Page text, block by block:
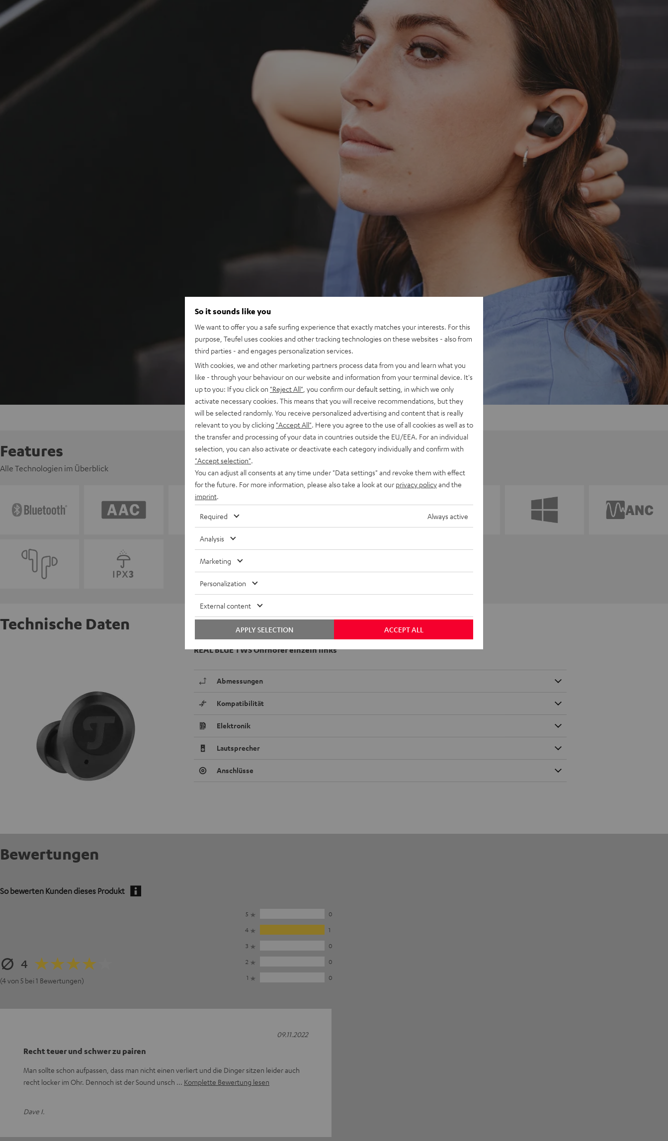
Features
Alle Technologien im Überblick
Technische Daten
REAL BLUE TWS Ohrhörer einzeln links
Abmessungen
Kompatibilität
Elektronik
Lautsprecher
Anschlüsse
Bewertungen
So bewerten Kunden dieses Produkt
4
(4 von 5 bei 1 Bewertungen)
5
0
4
1
3
0
2
0
1
0
Recht teuer und schwer zu pairen
Man sollte schon aufpassen, dass man nicht einen verliert und die Dinger sitzen leider auch
recht locker im Ohr. Dennoch ist der Sound unsch
Komplette Bewertung lesen
Dave I.
09.11.2022
So it sounds like you
We want to offer you a safe surfing experience that exactly matches your interests. For this
purpose, Teufel uses cookies and other tracking technologies on these websites - also from
third parties - and engages personalization services.
With cookies, we and other marketing partners process data from you and learn what you
like - through your behaviour on our website and information from your terminal device. It's
up to you: If you click on "Reject All" , you confirm our default setting, in which we only
activate necessary cookies. This means that you will receive recommendations, but they
will be selected randomly. You receive personalized advertising and content that is really
relevant to you by clicking "Accept All" . Here you agree to the use of all cookies as well as to
the transfer and processing of your data in countries outside the EU/EEA. For an individual
selection, you can also activate or deactivate each category individually and confirm with
"Accept selection"
You can adjust all consents at any time under "Data settings" and revoke them with effect
for the future. For more information, please also take a look at our privacy policyand the
imprint
Required Always active
Analysis
Marketing
Personalization
External content
ACCEPT ALL
APPLY SELECTION